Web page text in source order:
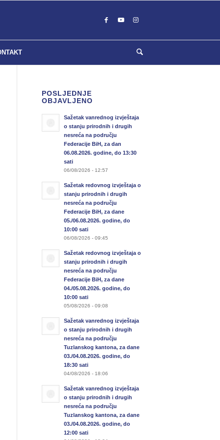
POSLJEDNJE
OBJAVLJENO
Sažetak vanrednog izvještaja
o stanju prirodnih i drugih
nesreća na području
Federacije BiH, za dan
06.08.2026. godine, do 13:30
sati
06/08/2026 - 12:57
Sažetak redovnog izvještaja o
stanju prirodnih i drugih
nesreća na području
Federacije BiH, za dane
05./06.08.2026. godine, do
10:00 sati
06/08/2026 - 09:45
Sažetak redovnog izvještaja o
stanju prirodnih i drugih
nesreća na području
Federacije BiH, za dane
04./05.08.2026. godine, do
10:00 sati
05/08/2026 - 09:08
Sažetak vanrednog izvještaja
o stanju prirodnih i drugih
nesreća na području
Tuzlanskog kantona, za dane
03./04.08.2026. godine, do
18:30 sati
04/08/2026 - 18:06
Sažetak vanrednog izvještaja
o stanju prirodnih i drugih
nesreća na području
Tuzlanskog kantona, za dane
03./04.08.2026. godine, do
12:00 sati